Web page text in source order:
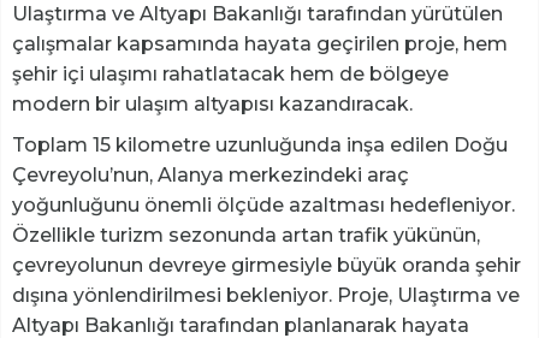
Ulaştırma ve Altyapı Bakanlığı tarafından yürütülen
çalışmalar kapsamında hayata geçirilen proje, hem
şehir içi ulaşımı rahatlatacak hem de bölgeye
modern bir ulaşım altyapısı kazandıracak.
Toplam 15 kilometre uzunluğunda inşa edilen Doğu
Çevreyolu’nun, Alanya merkezindeki araç
yoğunluğunu önemli ölçüde azaltması hedefleniyor.
Özellikle turizm sezonunda artan trafik yükünün,
çevreyolunun devreye girmesiyle büyük oranda şehir
dışına yönlendirilmesi bekleniyor. Proje, Ulaştırma ve
Altyapı Bakanlığı tarafından planlanarak hayata